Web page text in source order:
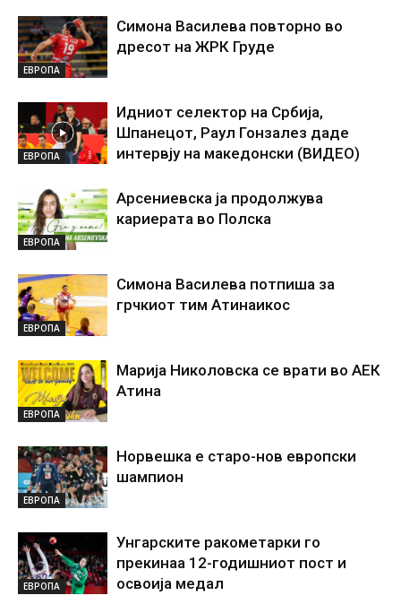
ЕВРОПА
Симона Василева повторно во
дресот на ЖРК Груде
ЕВРОПА
Идниот селектор на Србија,
Шпанецот, Раул Гонзалез даде
интервју на македонски (ВИДЕО)
ЕВРОПА
Арсениевска ја продолжува
кариерата во Полска
ЕВРОПА
Симона Василева потпиша за
грчкиот тим Атинаикос
ЕВРОПА
Марија Николовска се врати во АЕК
Атина
ЕВРОПА
Норвешка е старо-нов европски
шампион
ЕВРОПА
Унгарските ракометарки го
прекинаа 12-годишниот пост и
освоија медал